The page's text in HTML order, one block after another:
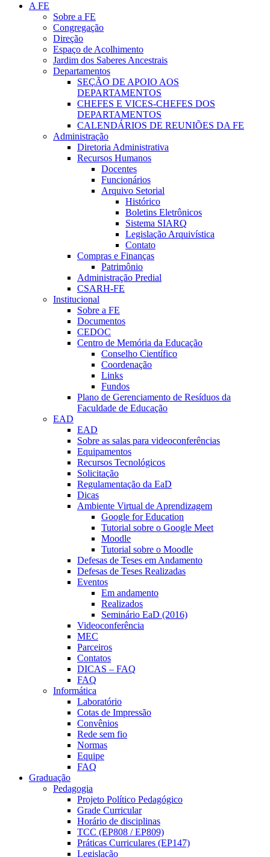
A FE
Sobre a FE
Congregação
Direção
Espaço de Acolhimento
Jardim dos Saberes Ancestrais
Departamentos
SEÇÃO DE APOIO AOS
DEPARTAMENTOS
CHEFES E VICES-CHEFES DOS
DEPARTAMENTOS
CALENDÁRIOS DE REUNIÕES DA FE
Administração
Diretoria Administrativa
Recursos Humanos
Docentes
Funcionários
Arquivo Setorial
Histórico
Boletins Eletrônicos
Sistema SIARQ
Legislação Arquivística
Contato
Compras e Finanças
Patrimônio
Administração Predial
CSARH-FE
Institucional
Sobre a FE
Documentos
CEDOC
Centro de Memória da Educação
Conselho Científico
Coordenação
Links
Fundos
Plano de Gerenciamento de Resíduos da
Faculdade de Educação
EAD
EAD
Sobre as salas para videoconferências
Equipamentos
Recursos Tecnológicos
Solicitação
Regulamentação da EaD
Dicas
Ambiente Virtual de Aprendizagem
Google for Education
Tutorial sobre o Google Meet
Moodle
Tutorial sobre o Moodle
Defesas de Teses em Andamento
Defesas de Teses Realizadas
Eventos
Em andamento
Realizados
Seminário EaD (2016)
Videoconferência
MEC
Parceiros
Contatos
DICAS – FAQ
FAQ
Informática
Laboratório
Cotas de Impressão
Convênios
Rede sem fio
Normas
Equipe
FAQ
Graduação
Pedagogia
Projeto Político Pedagógico
Grade Curricular
Horário de disciplinas
TCC (EP808 / EP809)
Práticas Curriculares (EP147)
Legislação